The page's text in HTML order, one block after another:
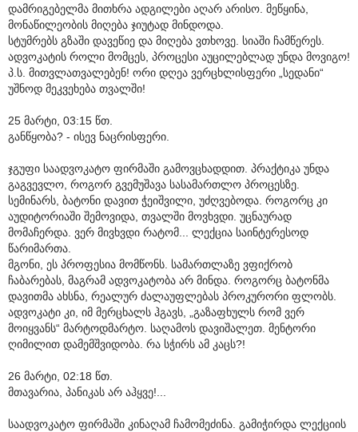
დამრიგებელმა მითხრა ადგილები აღარ არისო. მეწყინა,
მონაწილეობის მიღება ჯიუტად მინდოდა.
სტუმრებს გზაში დავეწიე და მიღება ვთხოვე. სიაში ჩამწერეს.
ადვოკატის როლი მომცეს, პროცესი აუცილებლად უნდა მოვიგო!
პ.ს. მითვლათვალებენ! ორი დღეა ვერცხლისფერი „სედანი“
უშნოდ მეკვეხება თვალში!
25 მარტი, 03:15 წთ.
განწყობა? - ისევ ნაცრისფერი.
ჯგუფი საადვოკატო ფირმაში გამოვცხადდით. პრაქტიკა უნდა
გაგვევლო, როგორ გვემუშავა სასამართლო პროცესზე.
სემინარს, ბატონი დავით ჭეიშვილი, უძღვებოდა. როგორც კი
აუდიტორიაში შემოვიდა, თვალში მოვხვდი. უცნაურად
მომაჩერდა. ვერ მივხვდი რატომ... ლექცია საინტერესოდ
წარიმართა.
მგონი, ეს პროფესია მომწონს. სამართლაზე ვფიქრობ
ჩაბარებას, მაგრამ ადვოკატობა არ მინდა. როგორც ბატონმა
დავითმა ახსნა, რეალურ ძალაუფლებას პროკურორი ფლობს.
ადვოკატი კი, იმ მერცხალს ჰგავს, „გაზაფხულს რომ ვერ
მოიყვანს“ მარტოდმარტო. საღამოს დავიშალეთ. მენტორი
ღიმილით დამემშვიდობა. რა სჭირს ამ კაცს?!
26 მარტი, 02:18 წთ.
მთავარია, პანიკას არ აჰყვე!...
საადვოკატო ფირმაში კინაღამ ჩამომეძინა. გამიჭირდა ლექციის